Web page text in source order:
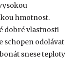
hmotnost.
dobré vlastnosti
schopen odolávat
snese teploty